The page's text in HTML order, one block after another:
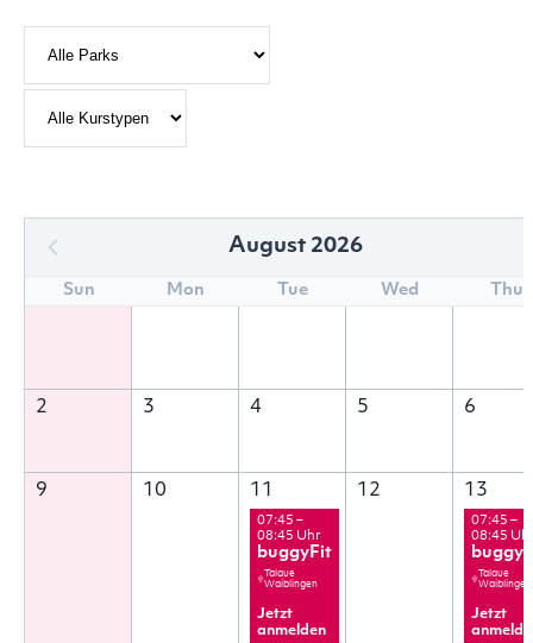
August 2026
Sun Mon Tue Wed Thu
2 3 4 5 6
9 10 11
07:45 –
08:45 Uhr
buggyFit
Talaue
Waiblingen
Jetzt
anmelden
12 13
07:45 –
08:45
Talaue
Waiblingen
Jetzt